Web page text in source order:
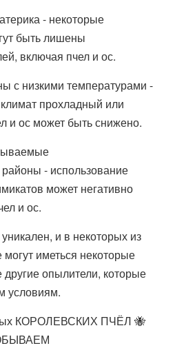
- некоторые
быть лишены
включая пчел и ос.
с низкими температурами -
прохладный или
и ос может быть снижено.
- использование
может негативно
и ос.
и в некоторых из
иметься некоторые
опылители, которые
условиям.
КОРОЛЕВСКИХ ПЧЁЛ 🐝